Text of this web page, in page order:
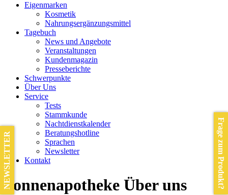
Eigenmarken
Kosmetik
Nahrungsergänzungsmittel
Tagebuch
News und Angebote
Veranstaltungen
Kundenmagazin
Presseberichte
Schwerpunkte
Über Uns
Service
Tests
Stammkunde
Nachtdienstkalender
Beratungshotline
Sprachen
Newsletter
Kontakt
Sonnenapotheke Über uns Frage zum Produkt?
NEWSLETTER